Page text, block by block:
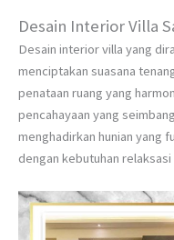
Desain Interior Villa
Desain interior villa yang
menciptakan suasana
penataan ruang yang
pencahayaan yang
menghadirkan hunian yang
dengan kebutuhan